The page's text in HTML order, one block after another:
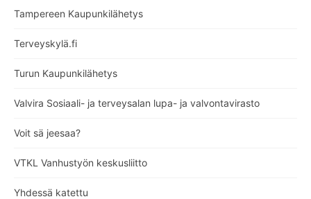
Tampereen Kaupunkilähetys
Terveyskylä.fi
Turun Kaupunkilähetys
Valvira Sosiaali- ja terveysalan lupa- ja valvontavirasto
Voit sä jeesaa?
VTKL Vanhustyön keskusliitto
Yhdessä katettu